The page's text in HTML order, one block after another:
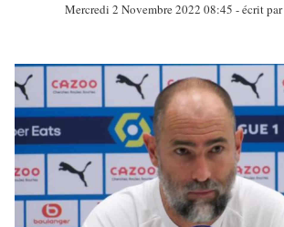
Mercredi 2 Novembre 2022 08:45 - écrit par